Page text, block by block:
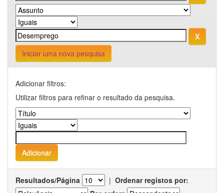
Iniciar uma nova pesquisa
Adicionar filtros:
Utilizar filtros para refinar o resultado da pesquisa.
Resultados/Página | Ordenar registos por: